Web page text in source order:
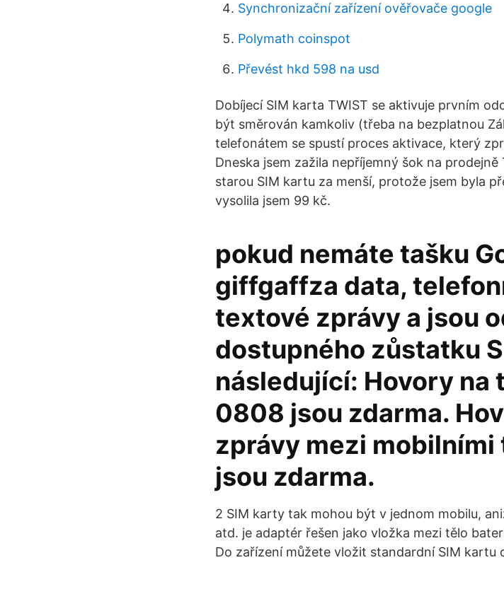
Synchronizační zařízení ověřovače google
Polymath coinspot
Převést hkd 598 na usd
Dobíjecí SIM karta TWIST se aktivuje prvním
být směrován kamkoliv (třeba na bezplatnou
telefonátem se spustí proces aktivace, který
Dneska jsem zažila nepříjemný šok na
starou SIM kartu za menší, protože jsem byla
vysolila jsem 99 kč.
pokud nemáte tašku
giffgaffza data,
textové zprávy a jsou
dostupného zůstatku
následující: Hovory na
0808 jsou zdarma.
zprávy mezi
jsou zdarma.
2 SIM karty tak mohou být v jednom mobilu,
atd. je adaptér řešen jako vložka mezi tělo
Do zařízení můžete vložit standardní SIM kartu